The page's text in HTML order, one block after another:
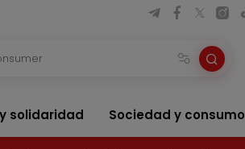
solidaridad Sociedad y consumo